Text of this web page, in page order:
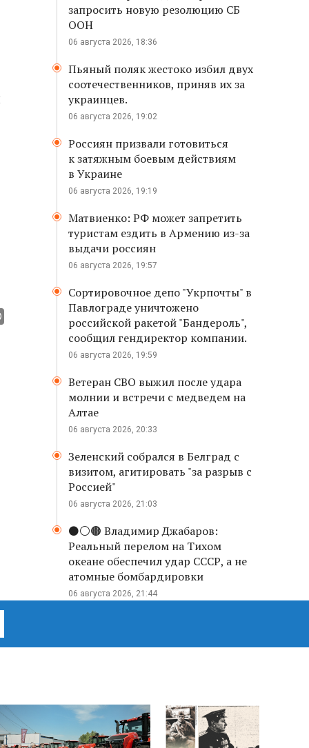
запросить новую резолюцию СБ
ООН
06 августа 2026, 18:36
Пьяный поляк жестоко избил двух
соотечественников, приняв их за
украинцев.
06 августа 2026, 19:02
Россиян призвали готовиться
к затяжным боевым действиям
в Украине
06 августа 2026, 19:19
Матвиенко: РФ может запретить
туристам ездить в Армению из-за
выдачи россиян
06 августа 2026, 19:57
Сортировочное депо "Укрпочты" в
Павлограде уничтожено
российской ракетой "Бандероль",
сообщил гендиректор компании.
06 августа 2026, 19:59
Ветеран СВО выжил после удара
молнии и встречи с медведем на
Алтае
06 августа 2026, 20:33
Зеленский собрался в Белград с
визитом, агитировать "за разрыв с
Россией"
06 августа 2026, 21:03
⚫️⚪️🟤 Владимир Джабаров:
Реальный перелом на Тихом
океане обеспечил удар СССР, а не
атомные бомбардировки
06 августа 2026, 21:44